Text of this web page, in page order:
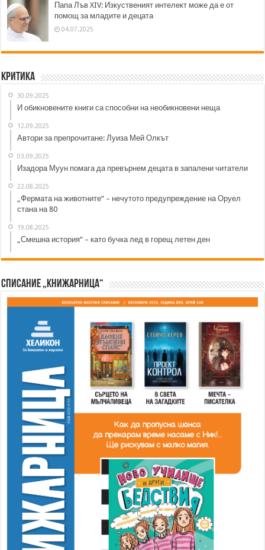
Папа Лъв XIV: Изкуственият интелект може да е от
помощ за младите и децата
04.07.2025
Критика
30.09.2025
И обикновените книги са способни на необикновени неща
12.09.2025
Автори за препрочитане: Луиза Мей Олкът
03.09.2025
Изадора Муун помага да превърнем децата в запалени читатели
22.08.2025
„Фермата на животните“ – нечутото предупреждение на Оруел
стана на 80
19.08.2025
„Смешна история“ – като бучка лед в горещ летен ден
Списание „Книжарница“